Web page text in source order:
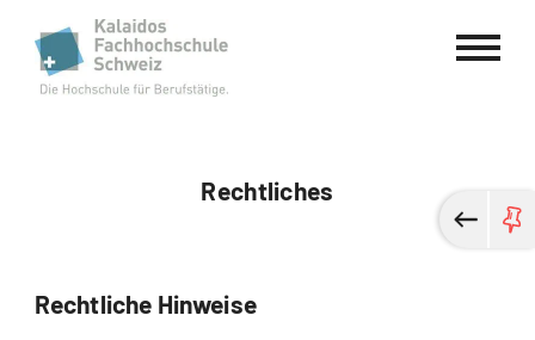
Kalaidos Fachhochschule Schweiz
Rechtliches
Rechtliche Hinweise